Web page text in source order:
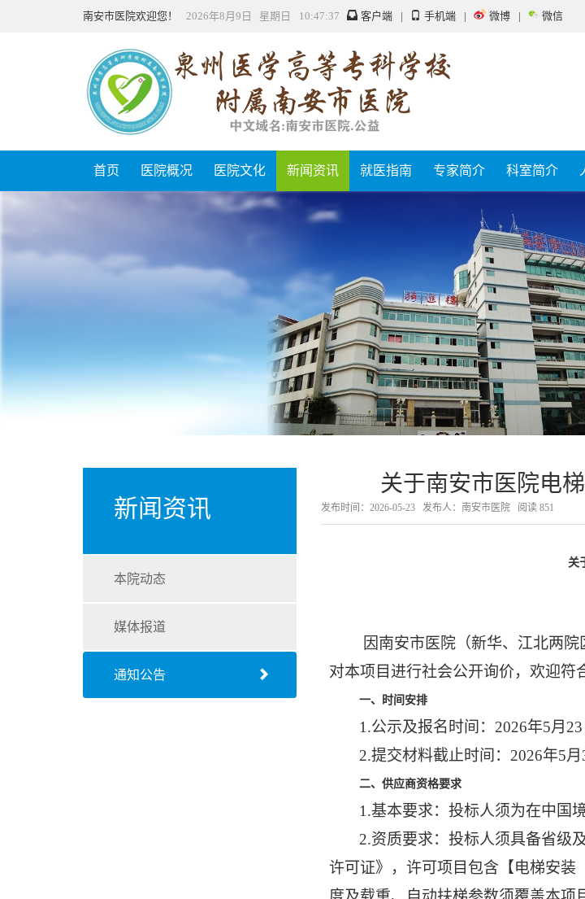
南安市医院欢迎您！ 2026年8月9日 星期日 10:47:38 客户端 | 手机端 | 微博 | 微信
首页 医院概况 医院文化 新闻资讯 就医指南 专家简介 科室简介
新闻资讯
本院动态
媒体报道
通知公告
关于南安市医院电
发布时间：2026-05-23 发布人：南安市医院 阅读 851
关
因南安市医院（新华、江北两
对本项目进行社会公开询价，欢迎符
一、时间安排
1.公示及报名时间： 2026年5月23
2.提交材料截止时间： 2026年5月
二、供应商资格要求
1.基本要求：投标人须为在中国
2.资质要求：投标人须具备省级
许可证》，许可项目包含【电梯安装